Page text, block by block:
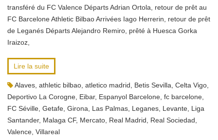
transféré du FC Valence Départs Adrian Ortola, retour de prêt au
FC Barcelone Athletic Bilbao Arrivées Iago Herrerin, retour de prêt
de Leganés Départs Alejandro Remiro, prêté à Huesca Gorka
Iraizoz,
Lire la suite
Alaves athletic bilbao atletico madrid Betis Sevilla Celta Vigo
Deportivo La Corogne Eibar, Espanyol Barcelone fc barcelone
FC Séville Getafe Girona Las Palmas Leganes Levante Liga
Santander, Malaga CF, Mercato Real Madrid Real Sociedad
Valence Villareal